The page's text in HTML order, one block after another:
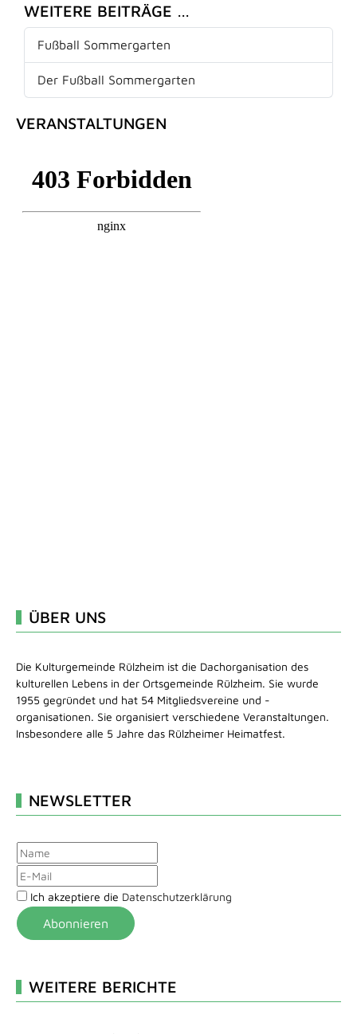
WEITERE BEITRÄGE …
Fußball Sommergarten
Der Fußball Sommergarten
VERANSTALTUNGEN
ÜBER UNS
Die Kulturgemeinde Rülzheim ist die Dachorganisation des
kulturellen Lebens in der Ortsgemeinde Rülzheim. Sie wurde
1955 gegründet und hat 54 Mitgliedsvereine und -
organisationen. Sie organisiert verschiedene Veranstaltungen.
Insbesondere alle 5 Jahre das Rülzheimer Heimatfest.
NEWSLETTER
Ich akzeptiere die Datenschutzerklärung
Abonnieren
WEITERE BERICHTE